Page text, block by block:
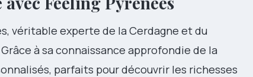
véritable experte de la Cerdagne et du
à sa connaissance approfondie de la
parfaits pour découvrir les richesses